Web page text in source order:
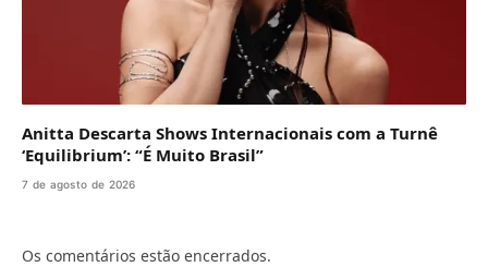
Anitta Descarta Shows Internacionais com a Turnê
‘Equilibrium’: “É Muito Brasil”
7 de agosto de 2026
Os comentários estão encerrados.